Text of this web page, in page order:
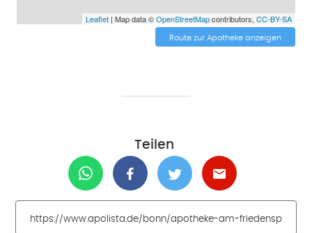
Leaflet| Map data ©OpenStreetMapcontributors, CC-BY-SA
Route zur Apotheke anzeigen
Teilen